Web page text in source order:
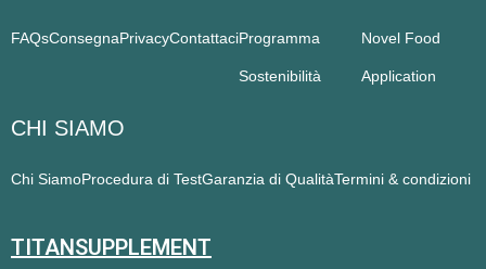
FAQsConsegnaPrivacyContattaciProgramma
Sostenibilità
Novel Food
Application
CHI SIAMO
Chi SiamoProcedura di TestGaranzia di QualitàTermini & condizioni
TITANSUPPLEMENT